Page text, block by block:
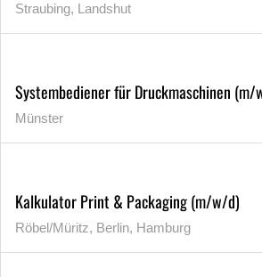
Straubing, Landshut
Systembediener für Druckmaschinen (m/
Münster
Kalkulator Print & Packaging (m/w/d)
Röbel/Müritz, Berlin, Hamburg